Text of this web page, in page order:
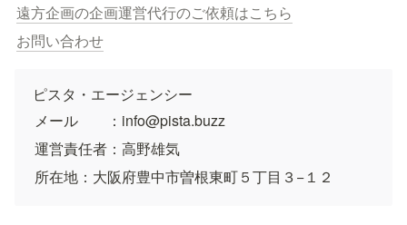
遠方企画の企画運営代行のご依頼はこちら
お問い合わせ
ピスタ・エージェンシー
メール　　：info@pista.buzz
運営責任者：高野雄気
所在地：大阪府豊中市曽根東町５丁目３−１２